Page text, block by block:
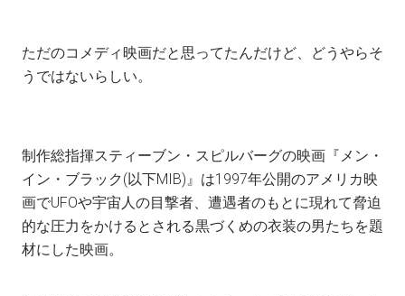
ただのコメディ映画だと思ってたんだけど、どうやらそ
うではないらしい。
制作総指揮スティーブン・スピルバーグの映画『メン・
イン・ブラック(以下MIB)』は1997年公開のアメリカ映
画でUFOや宇宙人の目撃者、遭遇者のもとに現れて脅迫
的な圧力をかけるとされる黒づくめの衣装の男たちを題
材にした映画。